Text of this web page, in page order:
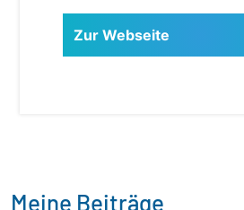
Zur Webseite
Meine Beiträge